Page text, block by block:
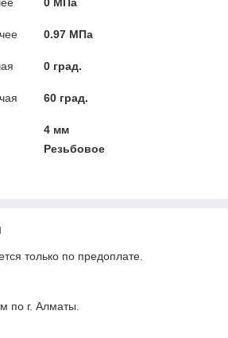
0.97 МПа
0 град.
60 град.
4 мм
Резьбовое
только по предоплате.
по г. Алматы.